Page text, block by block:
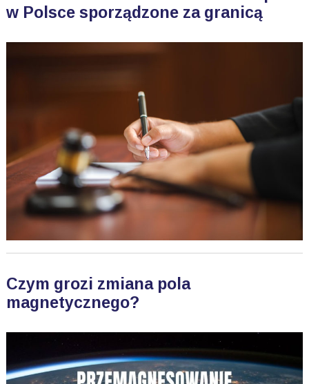
w Polsce sporządzone za granicą
Czym grozi zmiana pola
magnetycznego?